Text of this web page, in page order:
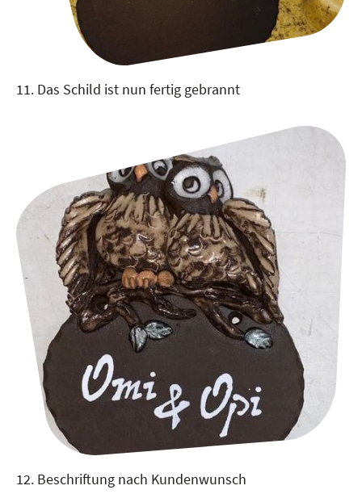
11. Das Schild ist nun fertig gebrannt
12. Beschriftung nach Kundenwunsch